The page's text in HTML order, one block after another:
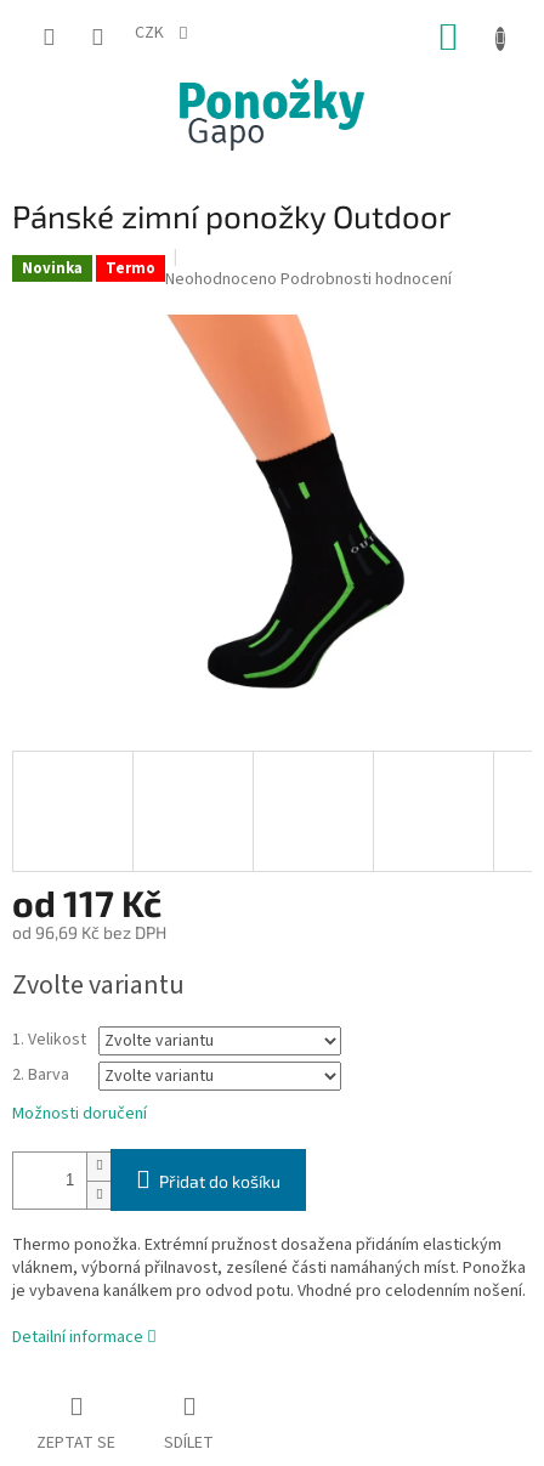
CZK
Pánské zimní ponožky Outdoor
Novinka Termo Průměrné
produktu
hvězdiček.
Neohodnoceno Podrobnosti hodnocení
od 117 Kč
od 96,69 Kč bez DPH
cena:
Zvolte variantu
1. Velikost
2. Barva
Možnosti doručení
Přidat do košíku
Thermo ponožka. Extrémní pružnost dosažena přidáním elastickým
vláknem, výborná přilnavost, zesílené části namáhaných míst. Ponožka
je vybavena kanálkem pro odvod potu. Vhodné pro celodenním nošení.
Detailní informace
ZEPTAT SE SDÍLET